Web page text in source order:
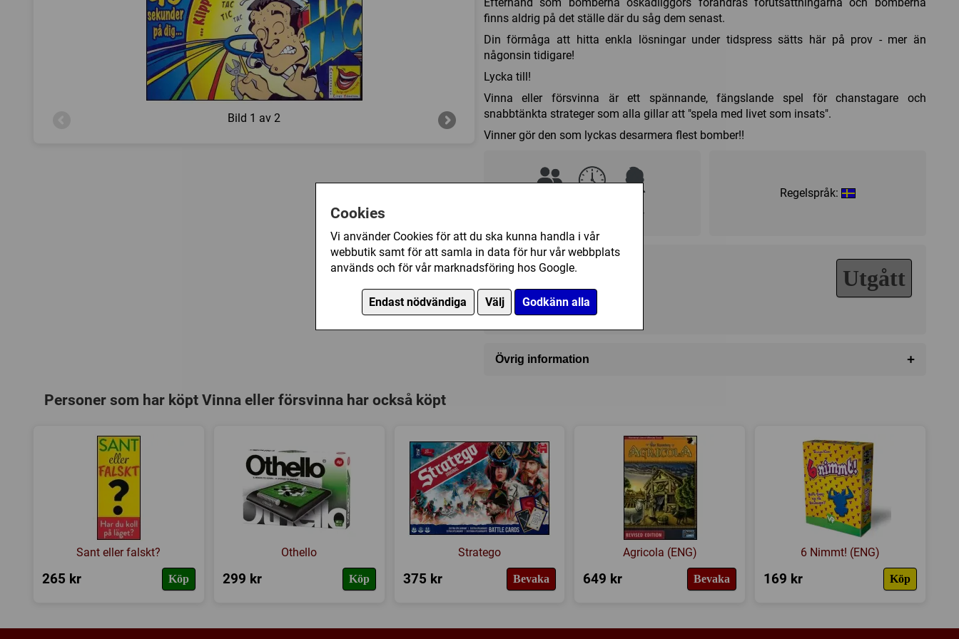
Cookies
Vi använder Cookies för att du ska kunna handla i vår
webbutik samt för att samla in data för hur vår webbplats
används och för vår marknadsföring hos Google.
Endast nödvändiga Välj Godkänn alla
Bild 1 av 2
finns aldrig på det ställe där du såg dem senast.
Din förmåga att hitta enkla lösningar under tidspress sätts här på prov - mer än
någonsin tidigare!
Lycka till!
Vinna eller försvinna är ett spännande, fängslande spel för chanstagare och
snabbtänkta strateger som alla gillar att "spela med livet som insats".
Vinner gör den som lyckas desarmera flest bomber!!
12+
Regelspråk:
175 kr Utgått
Ej tillgänglig
Övrig information +
Länkar: Tillverkarens hemsida
Försälj. rank:
17290/18139
Personer som har köpt Vinna eller försvinna har också köpt
Sant eller falskt?
265 kr Köp
Othello
299 kr Köp
Stratego
375 kr Bevaka
Agricola (ENG)
649 kr Bevaka
6 Nimmt! (ENG)
169 kr Köp